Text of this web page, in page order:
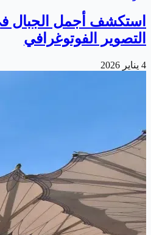
استكشف أجمل الجبال
التصوير الفوتوغرافي
4 يناير 2026